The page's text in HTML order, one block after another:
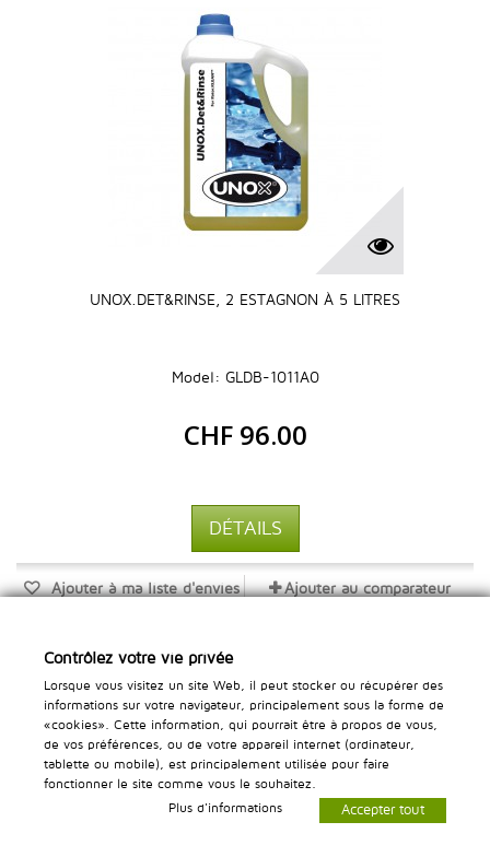
UNOX.DET&RINSE, 2 ESTAGNON À 5 LITRES
Model: GLDB-1011A0
CHF 96.00
DÉTAILS
Ajouter à ma liste d'envies Ajouter au comparateur
Contrôlez votre vie privée
Lorsque vous visitez un site Web, il peut stocker ou récupérer des
informations sur votre navigateur, principalement sous la forme de
«cookies». Cette information, qui pourrait être à propos de vous,
de vos préférences, ou de votre appareil internet (ordinateur,
tablette ou mobile), est principalement utilisée pour faire
fonctionner le site comme vous le souhaitez.
Plus d'informations
Accepter tout